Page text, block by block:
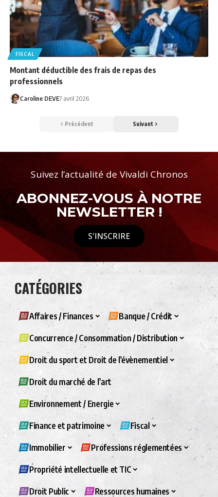
FISCAL
Montant déductible des frais de repas des
professionnels
Caroline DEVE7 avril 2026
Précédent Suivant
Suivez l’actualité de Vivaldi Chronos
ABONNEZ-VOUS À NOTRE
NEWSLETTER !
S'INSCRIRE
CATÉGORIES
Affaires / Finances Banque / Crédit
Concurrence / Consommation / Distribution
Droit du sport et Droit de l’évènementiel
Droit du marché de l’art
Environnement / Energie
Finance et patrimoine Fiscal
Immobilier Professions réglementées
Propriété intellectuelle et TIC
Droit Public Ressources humaines